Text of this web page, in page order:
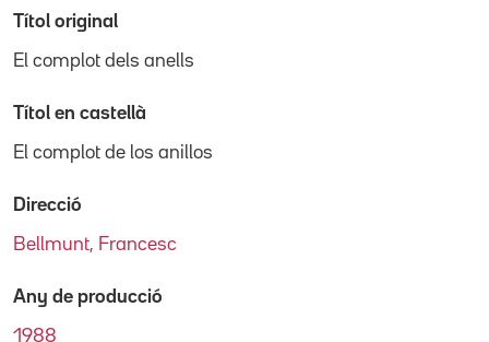
Títol original
El complot dels anells
Títol en castellà
El complot de los anillos
Direcció
Bellmunt, Francesc
Any de producció
1988